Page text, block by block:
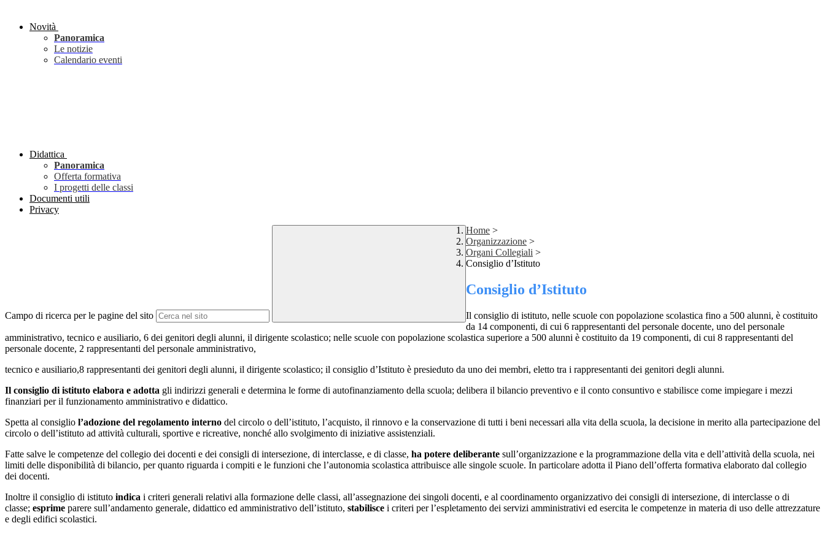
Novità
Panoramica
Le notizie
Calendario eventi
Didattica
Panoramica
Offerta formativa
I progetti delle classi
Documenti utili
Privacy
Campo di ricerca per le pagine del sito
Home >
Organizzazione >
Organi Collegiali >
Consiglio d’Istituto
Consiglio d’Istituto
Il consiglio di istituto, nelle scuole con popolazione scolastica fino a 500 alunni, è costituito
da 14 componenti, di cui 6 rappresentanti del personale docente, uno del personale
amministrativo, tecnico e ausiliario, 6 dei genitori degli alunni, il dirigente scolastico; nelle scuole con popolazione scolastica superiore a 500 alunni è costituito da 19 componenti, di cui 8 rappresentanti del
personale docente, 2 rappresentanti del personale amministrativo,
tecnico e ausiliario,8 rappresentanti dei genitori degli alunni, il dirigente scolastico; il consiglio d’Istituto è presieduto da uno dei membri, eletto tra i rappresentanti dei genitori degli alunni.
Il consiglio di istituto elabora e adotta gli indirizzi generali e determina le forme di autofinanziamento della scuola; delibera il bilancio preventivo e il conto consuntivo e stabilisce come impiegare i mezzi
finanziari per il funzionamento amministrativo e didattico.
Spetta al consiglio l’adozione del regolamento interno del circolo o dell’istituto, l’acquisto, il rinnovo e la conservazione di tutti i beni necessari alla vita della scuola, la decisione in merito alla partecipazione del
circolo o dell’istituto ad attività culturali, sportive e ricreative, nonché allo svolgimento di iniziative assistenziali.
Fatte salve le competenze del collegio dei docenti e dei consigli di intersezione, di interclasse, e di classe, ha potere deliberante sull’organizzazione e la programmazione della vita e dell’attività della scuola, nei
limiti delle disponibilità di bilancio, per quanto riguarda i compiti e le funzioni che l’autonomia scolastica attribuisce alle singole scuole. In particolare adotta il Piano dell’offerta formativa elaborato dal collegio
dei docenti.
Inoltre il consiglio di istituto indica i criteri generali relativi alla formazione delle classi, all’assegnazione dei singoli docenti, e al coordinamento organizzativo dei consigli di intersezione, di interclasse o di
classe; esprime parere sull’andamento generale, didattico ed amministrativo dell’istituto, stabilisce i criteri per l’espletamento dei servizi amministrativi ed esercita le competenze in materia di uso delle attrezzature
e degli edifici scolastici.